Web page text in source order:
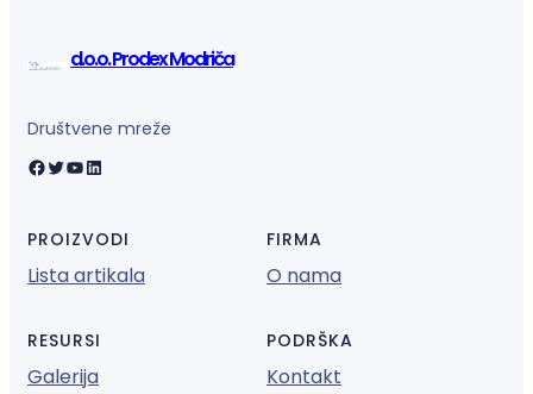
d.o.o. Prodex Modriča
Društvene mreže
Facebook Twitter YouTube LinkedIn
PROIZVODI
Lista artikala
FIRMA
O nama
RESURSI
Galerija
PODRŠKA
Kontakt